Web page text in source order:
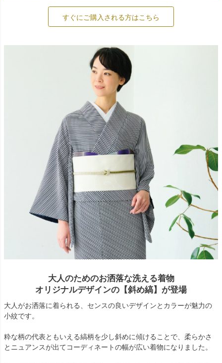
すぐにご購入される方はこちら
大人のためのお洒落な洗える着物
オリジナルデザインの【斜め縞】が登場
大人がお洒落に着られる、センスの良いデザインとカラーが魅力の
小紋です。
粋な柄の代表ともいえる縞柄を少し斜めに傾けることで、柔らかさ
とニュアンスが出てコーディネートの幅が広い着物になりました。